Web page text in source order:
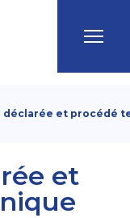
déclarée et procédé
et